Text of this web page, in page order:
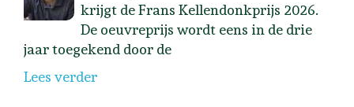
krijgt de Frans Kellendonkprijs 2026.
De oeuvreprijs wordt eens in de drie
jaar toegekend door de
Lees verder